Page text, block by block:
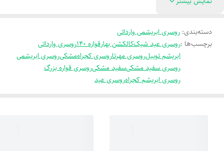
دسته‌بندی: روسری ابریشمی وارداتی
برچسب‌ها :روسری عید شیککالکشن بهارقواره 140
روسری وارداتی
ابریشم توییلروسری مهرتاروسری کجراهمشکیروسری ابریشمی
روسری سفید مشکیسفید مشکیروسری قواره بزرگ
روسری ابریشم کجراهروسری عید